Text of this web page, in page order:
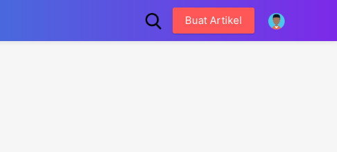
Buat Artikel